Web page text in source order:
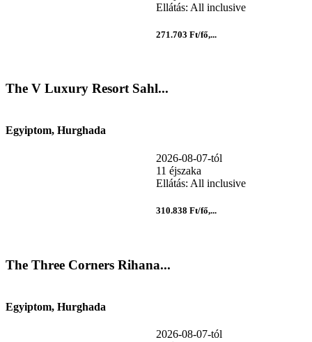
Ellátás: All inclusive
271.703 Ft/fő,...
The V Luxury Resort Sahl...
Egyiptom, Hurghada
2026-08-07-tól
11 éjszaka
Ellátás: All inclusive
310.838 Ft/fő,...
The Three Corners Rihana...
Egyiptom, Hurghada
2026-08-07-tól